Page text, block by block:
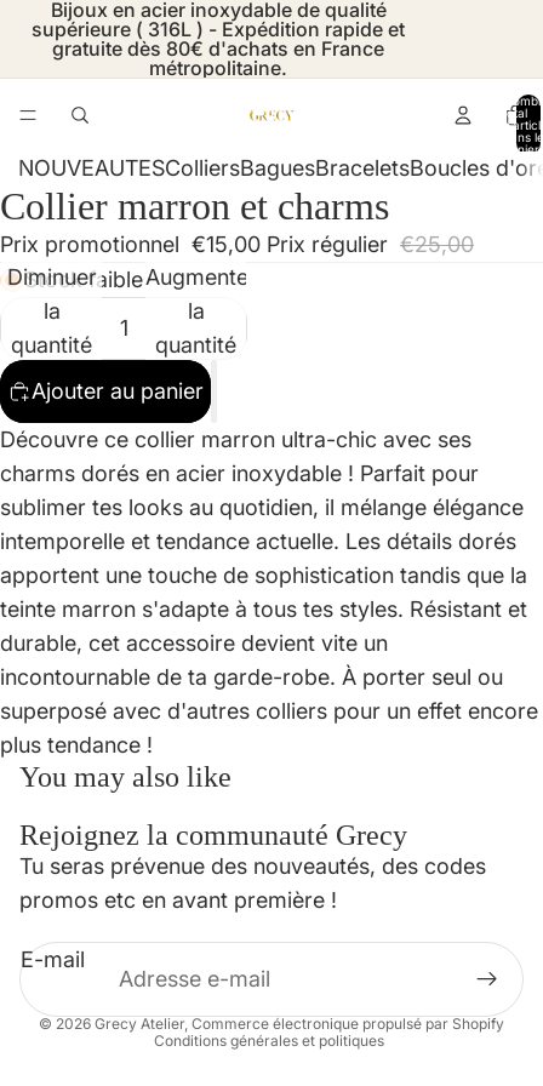
Bijoux en acier inoxydable de qualité
supérieure ( 316L ) - Expédition rapide et
gratuite dès 80€ d'achats en France
métropolitaine.
total
dans le
NOUVEAUTESColliersBaguesBraceletsBoucles
Ouvrir
l’image
en
plein
écran
Ouvrir
l’image
en
plein
écran
Ouvrir
l’image
en
plein
écran
Ouvrir
l’image
en
plein
écran
Ouvrir
l’image
en
plein
écran
Collier marron et charms
Prix promotionnel €15,00 Prix régulier €25,00
Stock faible
Diminuer
la
quantité
Augmenter
la
quantité
Ajouter au panier
Découvre ce collier marron ultra-chic avec ses
charms dorés en acier inoxydable ! Parfait pour
sublimer tes looks au quotidien, il mélange élégance
intemporelle et tendance actuelle. Les détails dorés
apportent une touche de sophistication tandis que la
teinte marron s'adapte à tous tes styles. Résistant et
durable, cet accessoire devient vite un
incontournable de ta garde-robe. À porter seul ou
superposé avec d'autres colliers pour un effet encore
plus tendance !
You may also like
Rejoignez la communauté Grecy
Tu seras prévenue des nouveautés, des codes
promos etc en avant première !
E-mail
© 2026 Grecy Atelier, Commerce électronique propulsé par Shopify
Conditions générales et politiques
Politique de confidentialité
Politique de remboursement
Mentions légales